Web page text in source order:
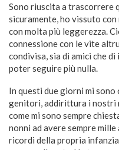
Sono riuscita a trascorrere
sicuramente, ho vissuto
con molta più leggerezza.
connessione con le vite
condivisa, sia di amici che
poter seguire più nulla.
In questi due giorni mi
genitori, addirittura i nostri
come mi sono sempre
nonni ad avere sempre mille
ricordi della propria